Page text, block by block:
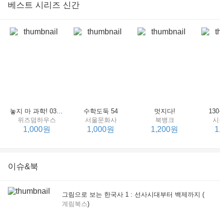
베스트 시리즈 신간
놓지 마 과학! 03 : 정신이 공룡에 정신 놓다
위즈덤하우스
1,000원
수학도둑 54
서울문화사
1,000원
멋지다!
북뱅크
1,200원
이슈&북
그림으로 보는 한국사 1 : 선사시대부터 백제까지 (
계림북스)